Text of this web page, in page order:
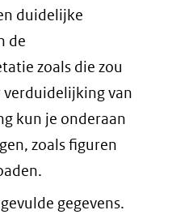
duidelijke
de
zoals die zou
verduidelijking van
kun je onderaan
zoals figuren
gegevens.